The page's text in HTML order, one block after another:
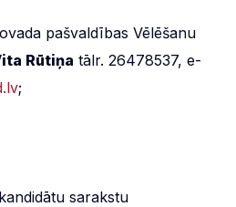
pašvaldības Vēlēšanu
Rūtiņa tālr. 26478537, e-
;
sarakstu